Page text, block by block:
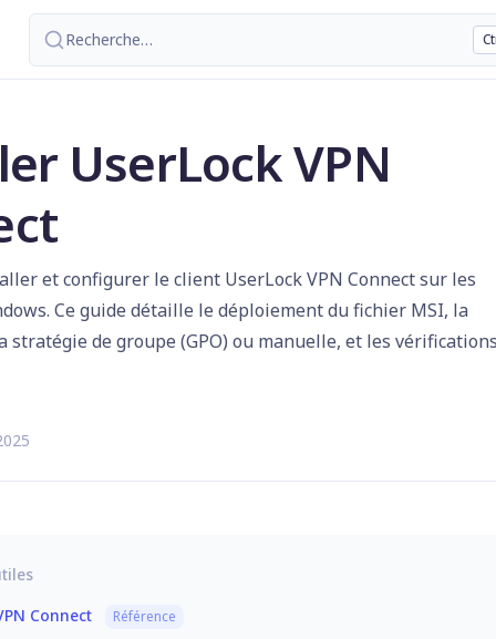
Recherche…
UserLock VPN
et configurer le client UserLock VPN Connect sur les
Ce guide détaille le déploiement du fichier MSI, la
stratégie de groupe (GPO) ou manuelle, et les
Connect
Référence